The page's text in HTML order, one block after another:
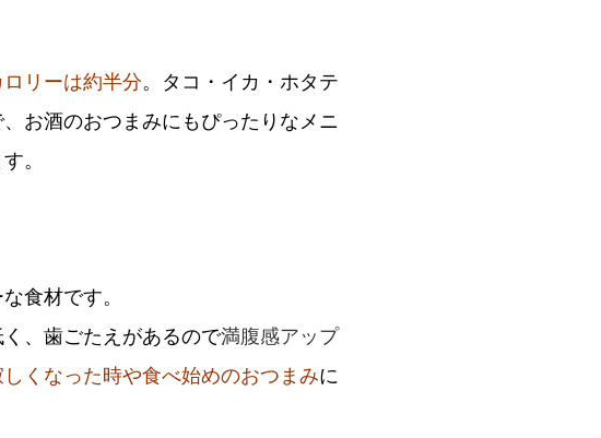
リーは約半分。タコ・イカ・ホタテ
お酒のおつまみにもぴったりなメニ
。
食材です。
、歯ごたえがあるので満腹感アップ
しくなった時や食べ始めのおつまみに